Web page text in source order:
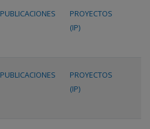
PUBLICACIONES
PROYECTOS
(IP)
PUBLICACIONES
PROYECTOS
(IP)